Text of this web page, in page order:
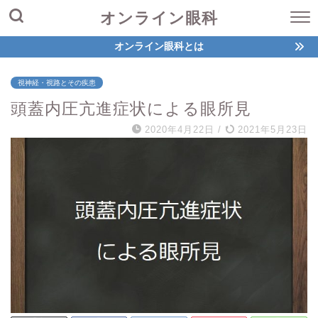
オンライン眼科
オンライン眼科とは
視神経・視路とその疾患
頭蓋内圧亢進症状による眼所見
2020年4月22日 / 2021年5月23日